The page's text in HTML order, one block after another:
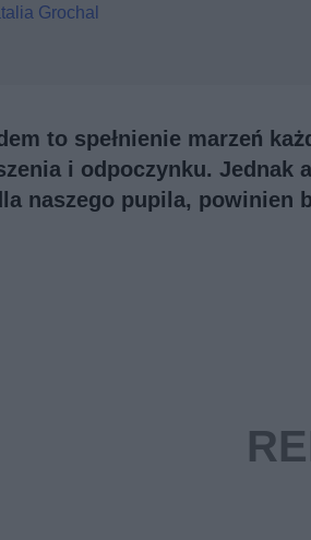
Grochal
to spełnienie marzeń
i odpoczynku. Jednak
naszego pupila, powinien